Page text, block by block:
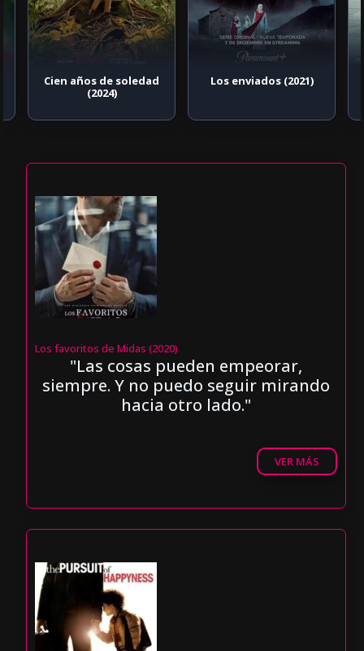
Cien años de soledad
(2024)
Los enviados (2021)
Los favoritos de Midas (2020)
"Las cosas pueden empeorar,
siempre. Y no puedo seguir mirando
hacia otro lado."
VER MÁS